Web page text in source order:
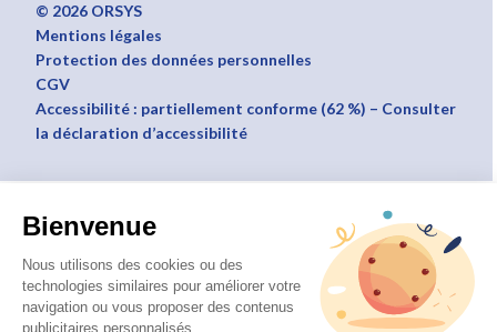
Bienvenue
Nous utilisons des cookies ou des
technologies similaires pour améliorer votre
navigation ou vous proposer des contenus
publicitaires personnalisés.
© 2026 ORSYS
Mentions légales
Protection des données personnelles
CGV
Accessibilité : partiellement conforme (62 %) – Consulter
la déclaration d’accessibilité